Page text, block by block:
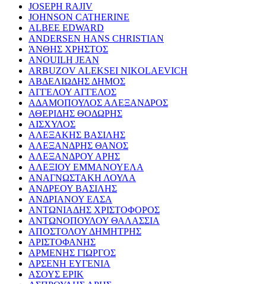
JOSEPH RAJIV
JOHNSON CATHERINE
ALBEE EDWARD
ANDERSEN HANS CHRISTIAN
ΆΝΘΗΣ ΧΡΗΣΤΟΣ
ANOUILH JEAN
ARBUZOV ALEKSEI NIKOLAEVICH
ΑΒΔΕΛΙΩΔΗΣ ΔΗΜΟΣ
ΑΓΓΕΛΟΥ ΑΓΓΕΛΟΣ
ΑΔΑΜΟΠΟΥΛΟΣ ΑΛΕΞΑΝΔΡΟΣ
ΑΘΕΡΙΔΗΣ ΘΟΔΩΡΗΣ
ΑΙΣΧΥΛΟΣ
ΑΛΕΞΑΚΗΣ ΒΑΣΙΛΗΣ
ΑΛΕΞΑΝΔΡΗΣ ΘΑΝΟΣ
ΑΛΕΞΑΝΔΡΟΥ ΑΡΗΣ
ΑΛΕΞΙΟΥ ΕΜΜΑΝΟΥΕΛΑ
ΑΝΑΓΝΩΣΤΑΚΗ ΛΟΥΛΑ
ΑΝΔΡΕΟΥ ΒΑΣΙΛΗΣ
ΑΝΔΡΙΑΝΟΥ ΕΛΣΑ
ΑΝΤΩΝΙΑΔΗΣ ΧΡΙΣΤΟΦΟΡΟΣ
ΑΝΤΩΝΟΠΟΥΛΟΥ ΘΑΛΑΣΣΙΑ
ΑΠΟΣΤΟΛΟΥ ΔΗΜΗΤΡΗΣ
ΑΡΙΣΤΟΦΑΝΗΣ
ΑΡΜΕΝΗΣ ΓΙΩΡΓΟΣ
ΑΡΣΕΝΗ ΕΥΓΕΝΙΑ
ΑΣΟΥΣ ΕΡΙΚ